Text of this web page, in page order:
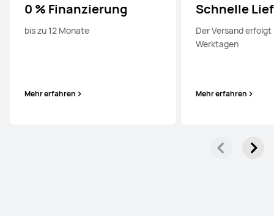
0 % Finanzierung
bis zu 12 Monate
Mehr erfahren
Schnelle
Der Versand erfolgt
Werktagen
Mehr erfahren